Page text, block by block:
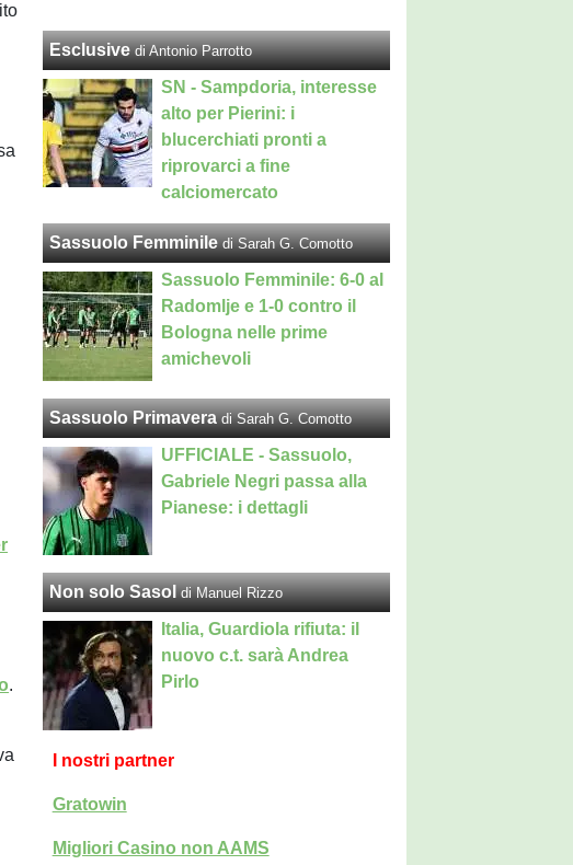
.
Esclusive di Antonio Parrotto
SN - Sampdoria, interesse
alto per Pierini: i
blucerchiati pronti a
riprovarci a fine
calciomercato
Sassuolo Femminile di Sarah G. Comotto
Sassuolo Femminile: 6-0 al
Radomlje e 1-0 contro il
Bologna nelle prime
amichevoli
Sassuolo Primavera di Sarah G. Comotto
UFFICIALE - Sassuolo,
Gabriele Negri passa alla
Pianese: i dettagli
Non solo Sasol di Manuel Rizzo
Italia, Guardiola rifiuta: il
nuovo c.t. sarà Andrea
Pirlo
I nostri partner
Gratowin
Migliori Casino non AAMS